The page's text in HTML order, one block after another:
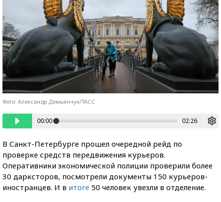
Фото: Александр Демьянчук/ТАСС
00:00 02:26
В Санкт-Петербурге прошел очередной рейд по
проверке средств передвижения курьеров.
Оперативники экономической полиции проверили более
30 дарксторов, посмотрели документы 150 курьеров-
иностранцев. И в итоге 50 человек увезли в отделение.